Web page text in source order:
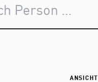
ANSICHT